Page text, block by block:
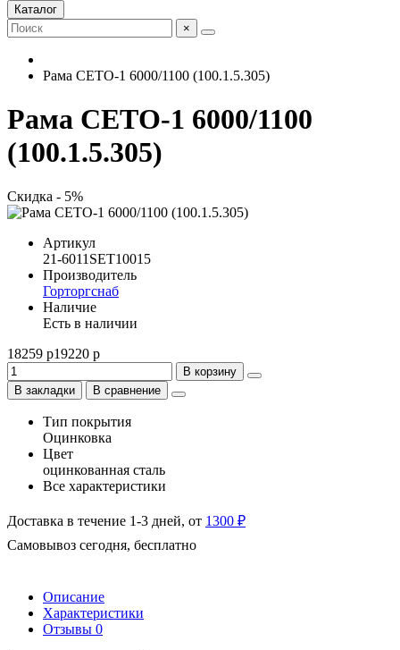
Каталог
×
Рама СЕТО-1 6000/1100 (100.1.5.305)
Рама СЕТО-1 6000/1100
(100.1.5.305)
Скидка - 5%
Артикул
21-6011SET10015
Производитель
Горторгснаб
Наличие
Есть в наличии
18259 р19220 р
В корзину
В закладки
В сравнение
Тип покрытия
Оцинковка
Цвет
оцинкованная сталь
Все характеристики
Доставка в течение 1-3 дней, от 1300 ₽
Самовывоз сегодня, бесплатно
Описание
Характеристики
Отзывы 0